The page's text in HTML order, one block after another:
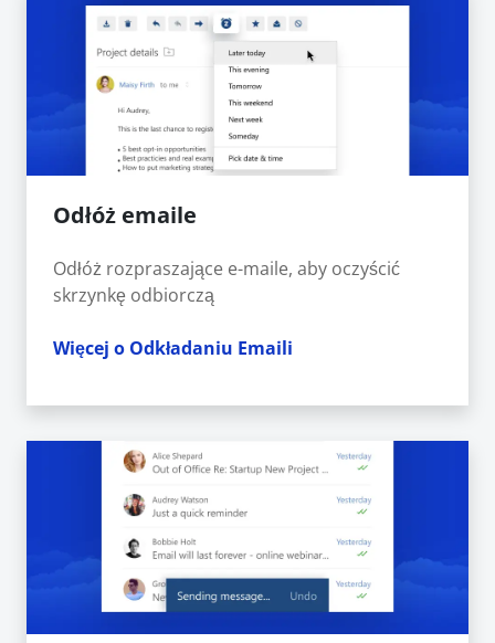
Odłóż emaile
Odłóż rozpraszające e-maile, aby oczyścić
skrzynkę odbiorczą
Więcej o Odkładaniu Emaili